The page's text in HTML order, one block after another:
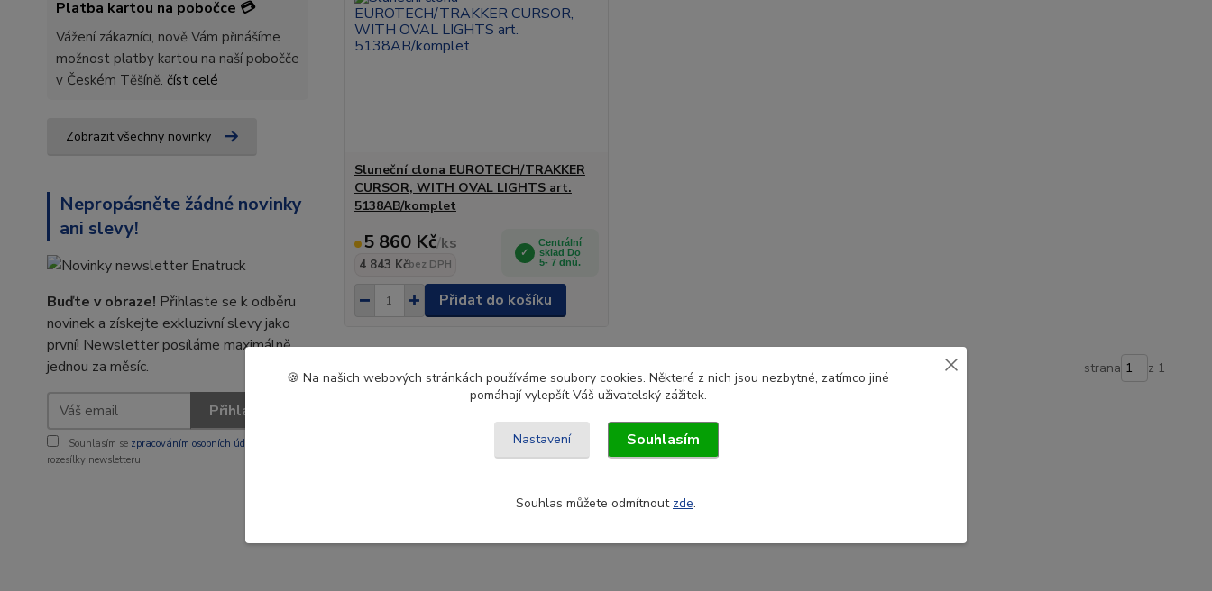
Platba kartou na pobočce 💳
Vážení zákazníci, nově Vám přinášíme
možnost platby kartou na naší pobočče
v Českém Těšíně. číst celé
Zobrazit všechny novinky
Nepropásněte žádné novinky
ani slevy!
Buďte v obraze! Přihlaste se k odběru
novinek a získejte exkluzivní slevy jako
první! Newsletter posíláme maximálně
jednou za měsíc.
Přihlásit se
Souhlasím se zpracováním osobních údajů
rozesílky newsletteru.
Sluneční clona EUROTECH/TRAKKER
CURSOR, WITH OVAL LIGHTS art.
5138AB/komplet
5 860 Kč/ks
4 843 Kčbez DPH
Centrální
sklad Do
5- 7 dnů.
Přidat do košíku
strana z 1
🍪 Na našich webových stránkách používáme soubory cookies. Některé z nich jsou nezbytné, zatímco jiné
pomáhají vylepšít Váš uživatelský zážitek.
Nastavení Souhlasím
Souhlas můžete odmítnout zde.